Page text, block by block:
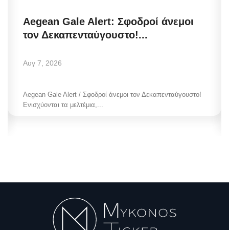
Aegean Gale Alert: Σφοδροί άνεμοι
τον Δεκαπενταύγουστο!...
Αυγ 7, 2026
Aegean Gale Alert / Σφοδροί άνεμοι τον Δεκαπενταύγουστο!
Ενισχύονται τα μελτέμια,...